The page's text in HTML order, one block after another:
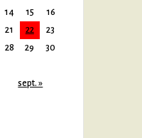
14 15
16
21 22
23
28 29
30
sept. »